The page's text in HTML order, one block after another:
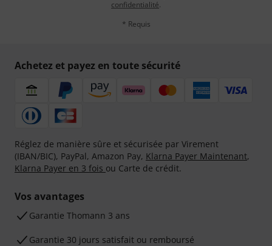
confidentialité.
* Requis
Achetez et payez en toute sécurité
Réglez de manière sûre et sécurisée par Virement
(IBAN/BIC), PayPal, Amazon Pay, Klarna Payer Maintenant,
Klarna Payer en 3 fois ou Carte de crédit.
Vos avantages
Ga­ran­tie Thomann 3 ans
Garantie 30 jours satisfait ou remboursé